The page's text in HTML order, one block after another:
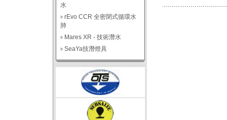
水
rEvo CCR 全密閉式循環水
肺
Mares XR - 技術潛水
SeaYa技潛燈具